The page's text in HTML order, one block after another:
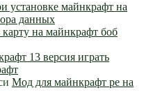
установке майнкрафт на
данных
карту на майнкрафт боб
13 версия играть
Мод для майнкрафт pe на